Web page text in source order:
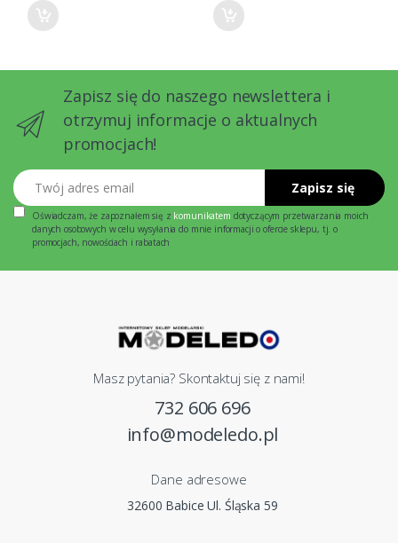
Zapisz się do naszego newslettera i
otrzymuj informacje o aktualnych
promocjach!
Twój adres email
Zapisz się
Oświadczam, że zapoznałem się z komunikatem dotyczącym przetwarzania moich
danych osobowych w celu wysyłania do mnie informacji o ofercie sklepu, tj. o
promocjach, nowościach i rabatach
Masz pytania? Skontaktuj się z nami!
732 606 696
info@modeledo.pl
Dane adresowe
32600 Babice Ul. Śląska 59